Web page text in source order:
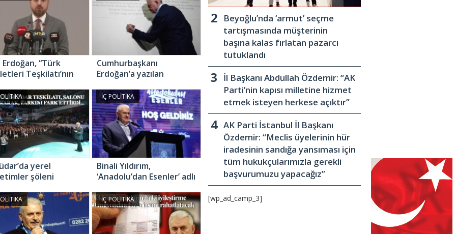
Erdoğan, “Türk
Teşkilatı’nın
ve fırsatlar
görüyoruz”
Cumhurbaşkanı
Erdoğan’a yazılan
imzası
yerel
şöleni
İÇ POLİTİKA
Binali Yıldırım,
‘Anadolu’dan Esenler’ adlı
katıldı
İÇ POLİTİKA
Beyoğlu’nda ‘armut’ seçme
tartışmasında müşterinin
başına kalas fırlatan pazarcı
tutuklandı
İl Başkanı Abdullah Özdemir: “AK
Parti’nin kapısı milletine hizmet
etmek isteyen herkese açıktır”
AK Parti İstanbul İl Başkanı
Özdemir: “Meclis üyelerinin hür
iradesinin sandığa yansıması için
tüm hukukçularımızla gerekli
başvurumuzu yapacağız”
[wp_ad_camp_3]